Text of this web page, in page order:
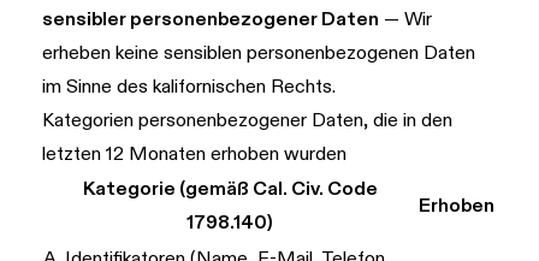
sensibler personenbezogener Daten — Wir
erheben keine sensiblen personenbezogenen Daten
im Sinne des kalifornischen Rechts.
Kategorien personenbezogener Daten, die in den
letzten 12 Monaten erhoben wurden
Kategorie (gemäß Cal. Civ. Code
1798.140)
Erhoben